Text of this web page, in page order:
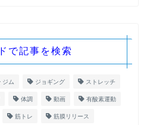
で記事を検索
ジム ジョギング ストレッチ
体調 動画 有酸素運動
筋トレ 筋膜リリース